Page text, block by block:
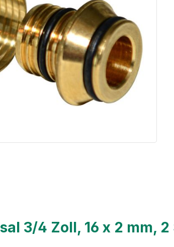
3/4 Zoll, 16 x 2 mm, 2